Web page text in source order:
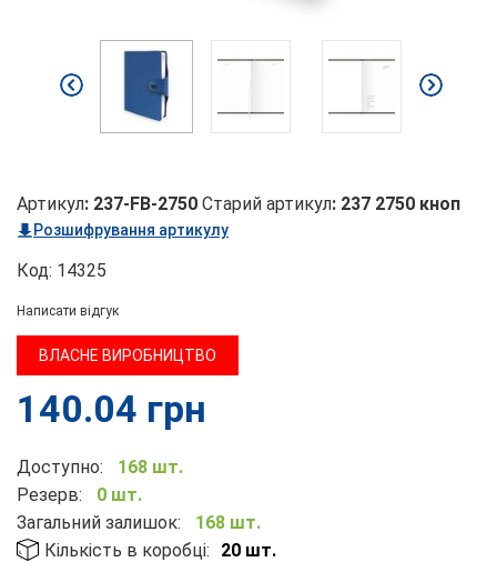
Артикул: 237-FB-2750 Старий артикул: 237 2750 кноп
Розшифрування артикулу
Код: 14325
Написати відгук
ВЛАСНЕ ВИРОБНИЦТВО
140.04 грн
Доступно:
168 шт.
Резерв:
0 шт.
Загальний залишок:
168 шт.
Кількість в коробці:
20 шт.